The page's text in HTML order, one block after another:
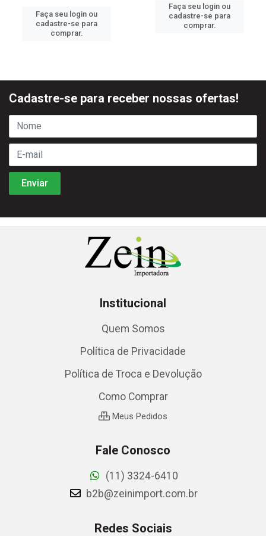
Faça seu login ou
cadastre-se para
comprar.
Faça seu login ou
cadastre-se para
comprar.
Cadastre-se para receber nossas ofertas!
Institucional
Quem Somos
Política de Privacidade
Política de Troca e Devolução
Como Comprar
Meus Pedidos
Fale Conosco
(11) 3324-6410
b2b@zeinimport.com.br
Redes Sociais